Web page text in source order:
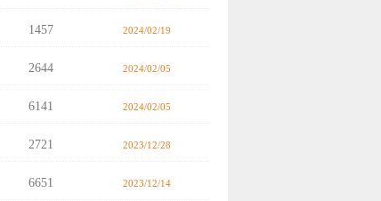
1457 2024/02/19
2644 2024/02/05
6141 2024/02/05
2721 2023/12/28
6651 2023/12/14